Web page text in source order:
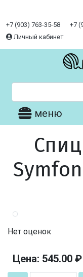
+7 (903) 763-35-58 +7
Личный кабинет
меню
Нет оценок
Цена: 545.00 ₽